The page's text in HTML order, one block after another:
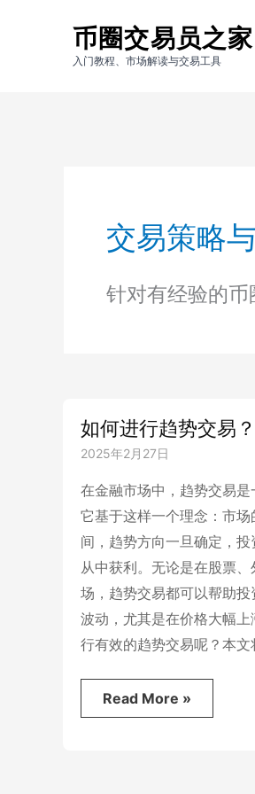
币圈交易员之家
入门教程、市场解读与交易工具
交易策略
针对有经验的币
如何进行趋势交易？
2025年2月27日
在金融市场中，趋势交易是
它基于这样一个理念：市
间，趋势方向一旦确定，投
从中获利。无论是在股票
场，趋势交易都可以帮助
波动，尤其是在价格大幅
行有效的趋势交易呢？本文
如
何
Read More »